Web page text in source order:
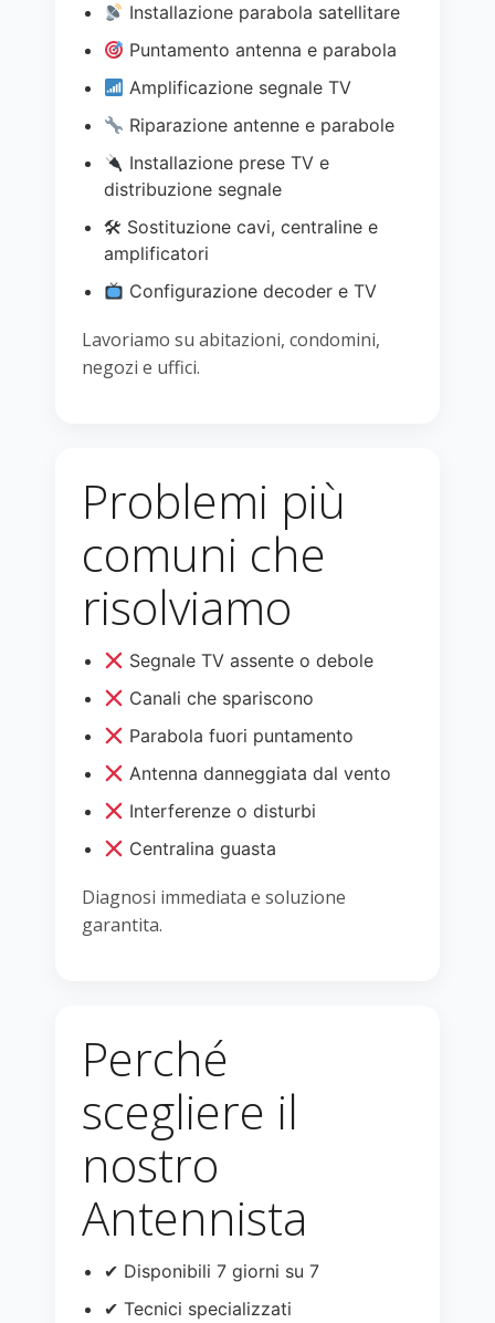
Installazione parabola satellitare
Puntamento antenna e parabola
Amplificazione segnale TV
Riparazione antenne e parabole
Installazione prese TV e
distribuzione segnale
🛠 Sostituzione cavi, centraline e
amplificatori
Configurazione decoder e TV
Lavoriamo su abitazioni, condomini,
negozi e uffici.
Problemi più
comuni che
risolviamo
Segnale TV assente o debole
Canali che spariscono
Parabola fuori puntamento
Antenna danneggiata dal vento
Interferenze o disturbi
Centralina guasta
Diagnosi immediata e soluzione
garantita.
Perché
scegliere il
nostro
Antennista
✔ Disponibili 7 giorni su 7
✔ Tecnici specializzati